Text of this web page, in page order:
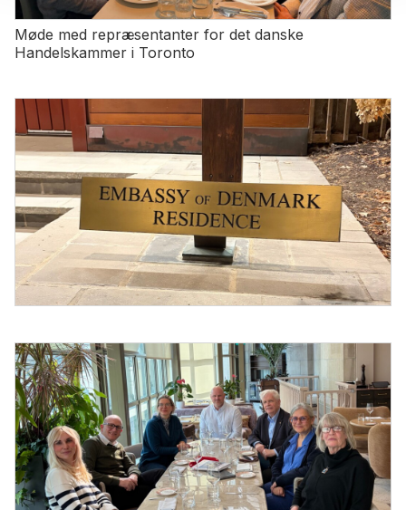
Møde med repræsentanter for det danske
Handelskammer i Toronto